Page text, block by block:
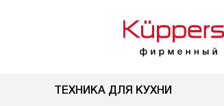
ТЕХНИКА ДЛЯ КУХНИ